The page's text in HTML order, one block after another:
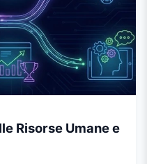
Risorse Umane e